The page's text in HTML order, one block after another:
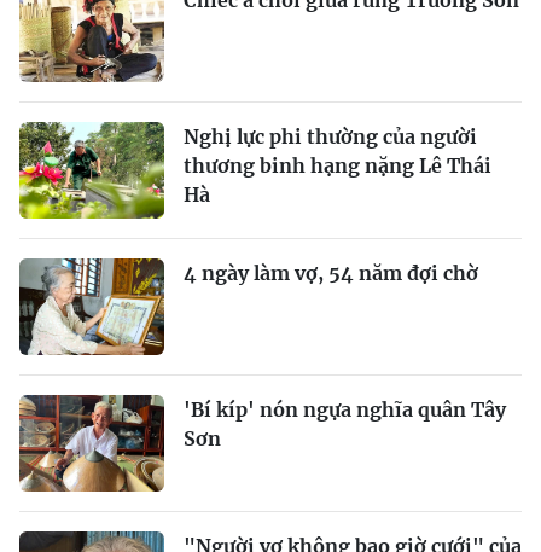
Nửa thế kỷ đi tìm chị
liệt sĩ
Cá từ biển lên rừng: Cá